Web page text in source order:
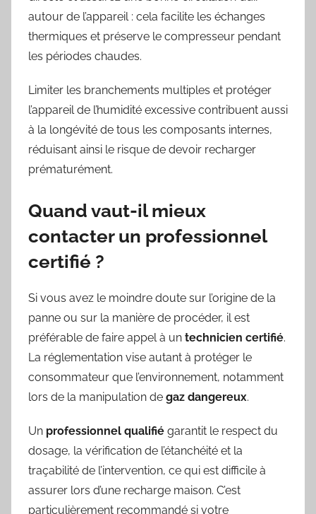
autour de l’appareil : cela facilite les échanges
thermiques et préserve le compresseur pendant
les périodes chaudes.
Limiter les branchements multiples et protéger
l’appareil de l’humidité excessive contribuent aussi
à la longévité de tous les composants internes,
réduisant ainsi le risque de devoir recharger
prématurément.
Quand vaut-il mieux
contacter un professionnel
certifié ?
Si vous avez le moindre doute sur l’origine de la
panne ou sur la manière de procéder, il est
préférable de faire appel à un technicien certifié.
La réglementation vise autant à protéger le
consommateur que l’environnement, notamment
lors de la manipulation de gaz dangereux.
Un professionnel qualifié garantit le respect du
dosage, la vérification de l’étanchéité et la
traçabilité de l’intervention, ce qui est difficile à
assurer lors d’une recharge maison. C’est
particulièrement recommandé si votre